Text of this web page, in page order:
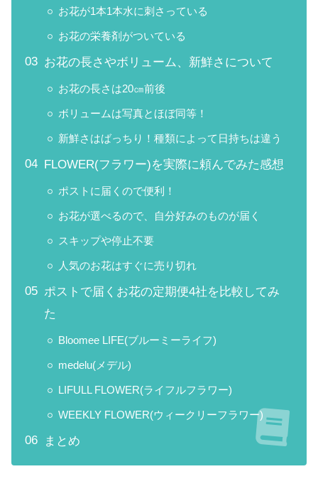
お花が1本1本水に刺さっている
お花の栄養剤がついている
お花の長さやボリューム、新鮮さについて
お花の長さは20㎝前後
ボリュームは写真とほぼ同等！
新鮮さはばっちり！種類によって日持ちは違う
FLOWER(フラワー)を実際に頼んでみた感想
ポストに届くので便利！
お花が選べるので、自分好みのものが届く
スキップや停止不要
人気のお花はすぐに売り切れ
ポストで届くお花の定期便4社を比較してみ
た
Bloomee LIFE(ブルーミーライフ)
medelu(メデル)
LIFULL FLOWER(ライフルフラワー)
WEEKLY FLOWER(ウィークリーフラワー)
まとめ